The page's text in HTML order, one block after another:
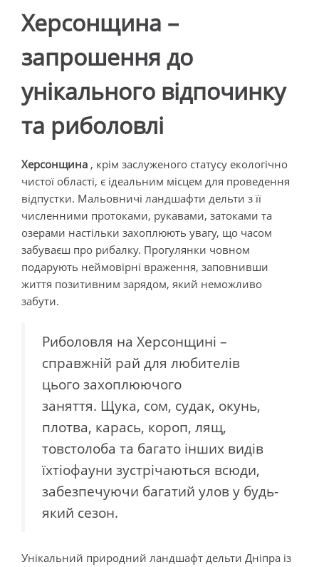
Херсонщина –
запрошення до
унікального відпочинку
та риболовлі
Херсонщина , крім заслуженого статусу екологічно
чистої області, є ідеальним місцем для проведення
відпустки. Мальовничі ландшафти дельти з її
численними протоками, рукавами, затоками та
озерами настільки захоплюють увагу, що часом
забуваєш про рибалку. Прогулянки човном
подарують неймовірні враження, заповнивши
життя позитивним зарядом, який неможливо
забути.
Риболовля на Херсонщині –
справжній рай для любителів
цього захоплюючого
заняття. Щука, сом, судак, окунь,
плотва, карась, короп, лящ,
товстолоба та багато інших видів
їхтіофауни зустрічаються всюди,
забезпечуючи багатий улов у будь-
який сезон.
Унікальний природний ландшафт дельти Дніпра із